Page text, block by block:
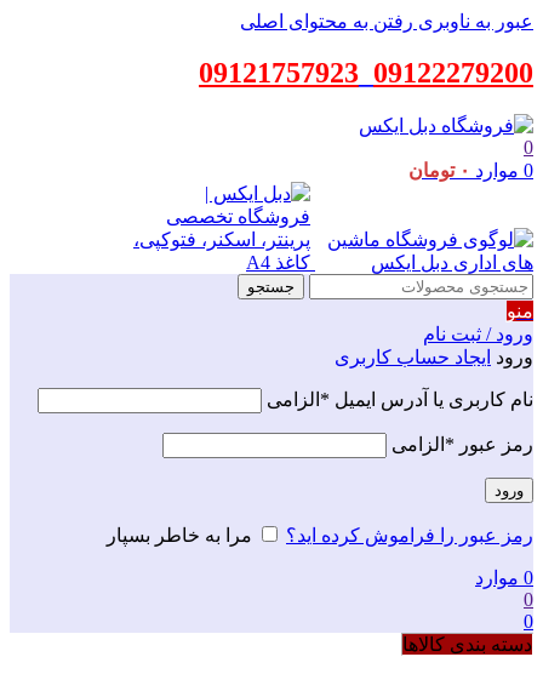
عبور به ناوبری رفتن به محتوای اصلی
09122279200
09121757923
0
0 موارد ۰ تومان
جستجو
منو
ورود / ثبت نام
ورود ایجاد حساب کاربری
نام کاربری یا آدرس ایمیل * الزامی
رمز عبور * الزامی
ورود
رمز عبور را فراموش کرده اید؟ مرا به خاطر بسپار
0 موارد
0
0
دسته بندی کالاها